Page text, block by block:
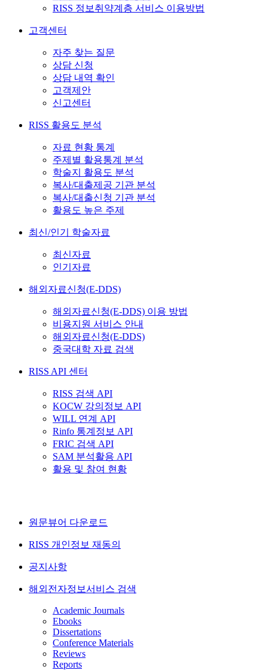
RISS 정보취약계층 서비스 이용방법
고객센터
자주 찾는 질문
상담 신청
상담 내역 확인
고객제안
신고센터
RISS 활용도 분석
자료 현황 통계
주제별 활용통계 분석
학술지 활용도 분석
복사/대출제공 기관 분석
복사/대출신청 기관 분석
활용도 높은 주제
최신/인기 학술자료
최신자료
인기자료
해외자료신청(E-DDS)
해외자료신청(E-DDS) 이용 방법
비용지원 서비스 안내
해외자료신청(E-DDS)
중국대학 자료 검색
RISS API 센터
RISS 검색 API
KOCW 강의정보 API
WILL 연계 API
Rinfo 통계정보 API
FRIC 검색 API
SAM 분석활용 API
활용 및 참여 현황
원문뷰어 다운로드
RISS 개인정보 재동의
공지사항
해외전자정보서비스 검색
Academic Journals
Ebooks
Dissertations
Conference Materials
Reviews
Reports